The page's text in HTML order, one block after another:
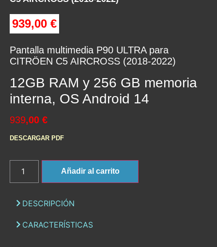
939,00 €
Pantalla multimedia P90 ULTRA para
CITRÖEN C5 AIRCROSS (2018-2022)
12GB RAM y 256 GB memoria
interna, OS Android 14
939,00 €
DESCARGAR PDF
Añadir al carrito
DESCRIPCIÓN
CARACTERÍSTICAS